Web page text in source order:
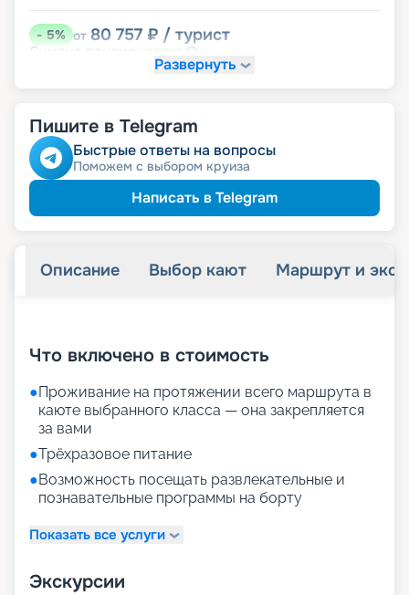
-5% от 80 757 ₽ / турист
Скидка
Развернуть
Пишите в Telegram
Быстрые ответы на вопросы
Поможем с выбором круиза
Написать в Telegram
Описание Выбор кают Маршрут и
Что включено в стоимость
●Проживание на протяжении всего маршрута в
каюте выбранного класса — она закрепляется
за вами
●Трёхразовое питание
●Возможность посещать развлекательные и
познавательные программы на борту
Показать все услуги
Экскурсии